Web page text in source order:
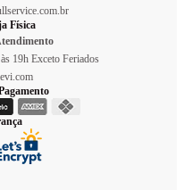
Física
19h Exceto Feriados